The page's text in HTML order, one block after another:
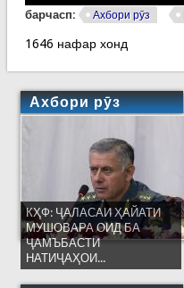
барчасп: Ахбори рӯз
1646 нафар хонд
Ахбори рӯз
КҲФ: ҶАЛАСАИ ҲАЙАТИ
МУШОВАРА ОИД БА
ҶАМЪБАСТИ
НАТИҶАҲОИ...